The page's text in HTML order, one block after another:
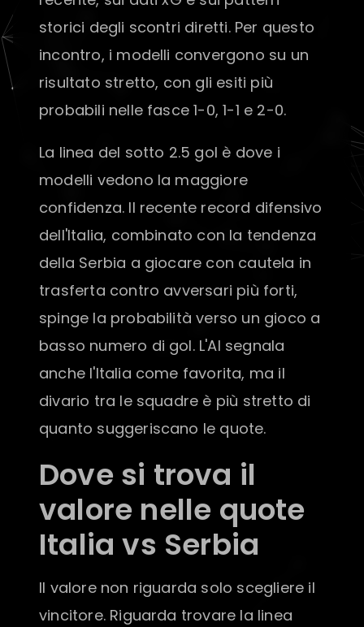
storici degli scontri diretti. Per questo
incontro, i modelli convergono su un
risultato stretto, con gli esiti più
probabili nelle fasce 1-0, 1-1 e 2-0.
La linea del sotto 2.5 gol è dove i
modelli vedono la maggiore
confidenza. Il recente record difensivo
dell'Italia, combinato con la tendenza
della Serbia a giocare con cautela in
trasferta contro avversari più forti,
spinge la probabilità verso un gioco a
basso numero di gol. L'AI segnala
anche l'Italia come favorita, ma il
divario tra le squadre è più stretto di
quanto suggeriscano le quote.
Dove si trova il
valore nelle quote
Italia vs Serbia
Il valore non riguarda solo scegliere il
vincitore. Riguarda trovare la linea